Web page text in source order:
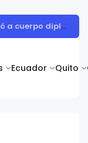
Ecuador Quito
Roche Ecuador presenta su primer Informe de Sostenibilidad y evidencia cómo la innovación en salud impulsa el desarrollo del país